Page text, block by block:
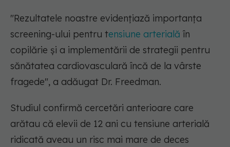
"Rezultatele noastre evidențiază importanța
screening-ului pentru tensiune arterială în
copilărie și a implementării de strategii pentru
sănătatea cardiovasculară încă de la vârste
fragede", a adăugat Dr. Freedman.
Studiul confirmă cercetări anterioare care
arătau că elevii de 12 ani cu tensiune arterială
ridicată aveau un risc mai mare de deces